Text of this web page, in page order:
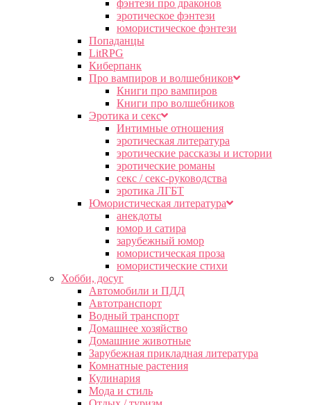
фэнтези про драконов
эротическое фэнтези
юмористическое фэнтези
Попаданцы
LitRPG
Киберпанк
Про вампиров и волшебников
Книги про вампиров
Книги про волшебников
Эротика и секс
Интимные отношения
эротическая литература
эротические рассказы и истории
эротические романы
секс / секс-руководства
эротика ЛГБТ
Юмористическая литература
анекдоты
юмор и сатира
зарубежный юмор
юмористическая проза
юмористические стихи
Хобби, досуг
Автомобили и ПДД
Автотранспорт
Водный транспорт
Домашнее хозяйство
Домашние животные
Зарубежная прикладная литература
Комнатные растения
Кулинария
Мода и стиль